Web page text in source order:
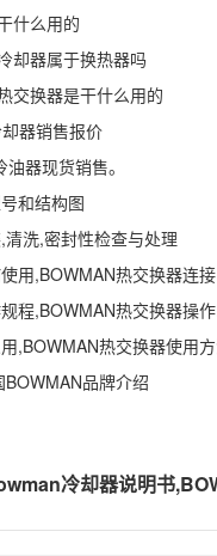
什么用的
却器属于换热器吗
交换器是干什么用的
器销售报价
器现货销售。
和结构图
洗,密封性检查与处理
,BOWMAN热交换器使用
品牌介绍
冷却器说明书